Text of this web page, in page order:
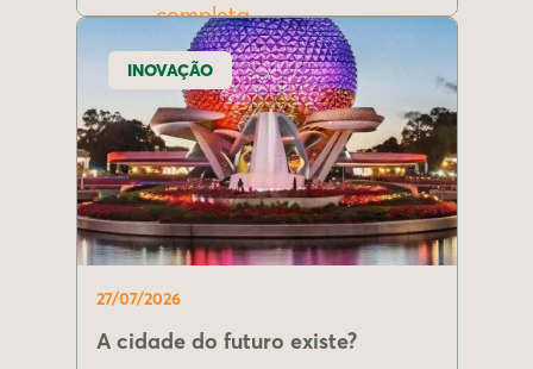
completa
INOVAÇÃO
27/07/2026
A cidade do futuro existe?